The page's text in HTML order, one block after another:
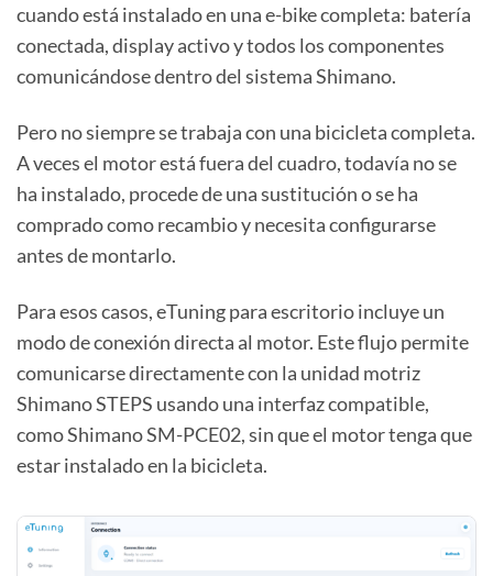
cuando está instalado en una e-bike completa: batería
conectada, display activo y todos los componentes
comunicándose dentro del sistema Shimano.
Pero no siempre se trabaja con una bicicleta completa.
A veces el motor está fuera del cuadro, todavía no se
ha instalado, procede de una sustitución o se ha
comprado como recambio y necesita configurarse
antes de montarlo.
Para esos casos, eTuning para escritorio incluye un
modo de conexión directa al motor. Este flujo permite
comunicarse directamente con la unidad motriz
Shimano STEPS usando una interfaz compatible,
como Shimano SM-PCE02, sin que el motor tenga que
estar instalado en la bicicleta.